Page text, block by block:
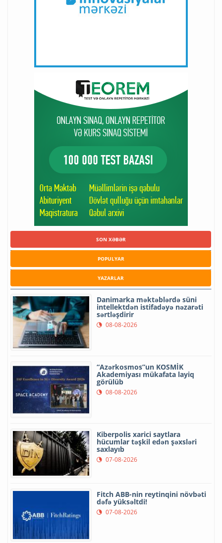
SON XƏBƏR
POPULYAR
YAZARLAR
Danimarka məktəblərdə süni
intellektdən istifadəyə nəzarəti
sərtləşdirir
08-08-2026
“Azərkosmos”un KOSMİK
Akademiyası mükafata layiq
görülüb
08-08-2026
Kiberpolis xarici saytlara
hücumlar təşkil edən şəxsləri
saxlayıb
07-08-2026
Fitch ABB-nin reytinqini növbəti
dəfə yüksəltdi!
07-08-2026